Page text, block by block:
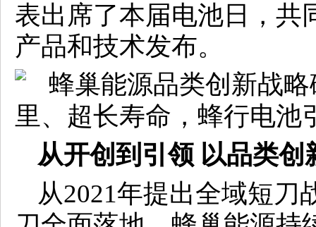
表出席了本届电池日，共
产品和技术发布。
从开创到引领 以品类创
从2021年提出全域短刀